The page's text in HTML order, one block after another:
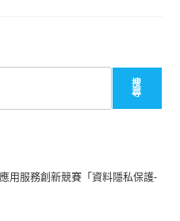
搜
尋
用服務創新競賽「資料隱私保護-